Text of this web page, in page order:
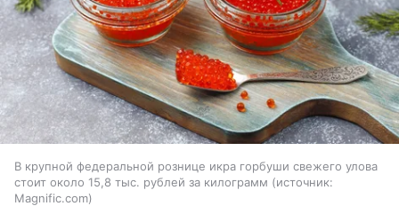
В крупной федеральной рознице икра горбуши свежего улова
стоит около 15,8 тыс. рублей за килограмм
источник:
Magnific.com